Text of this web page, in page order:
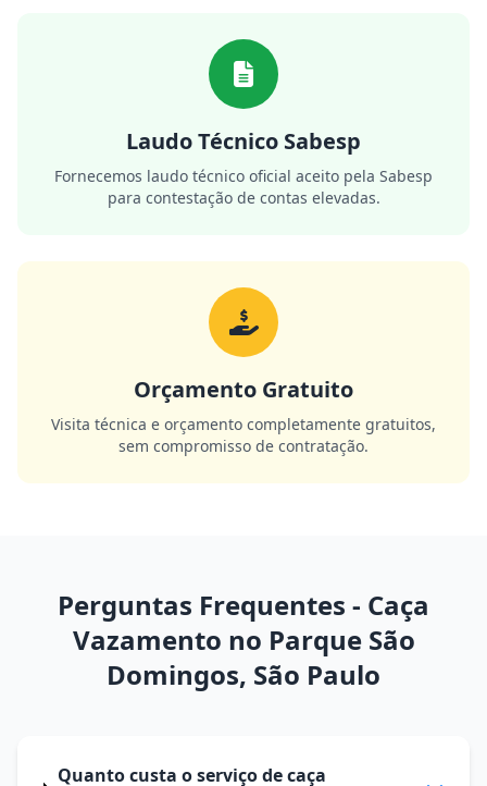
Laudo Técnico Sabesp
Fornecemos laudo técnico oficial aceito pela Sabesp
para contestação de contas elevadas.
Orçamento Gratuito
Visita técnica e orçamento completamente gratuitos,
sem compromisso de contratação.
Perguntas Frequentes - Caça
Vazamento no Parque São
Domingos, São Paulo
Quanto custa o serviço de caça